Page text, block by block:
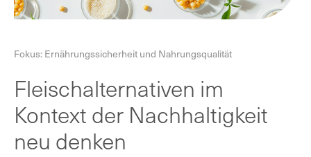
Fokus: Ernährungssicherheit und Nahrungsqualität
Fleischalternativen im
Kontext der Nachhaltigkeit
neu denken